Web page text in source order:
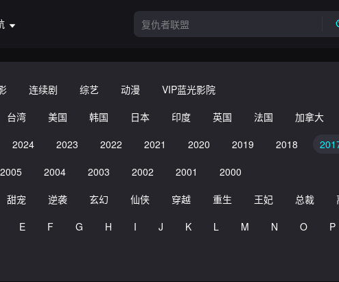
连续剧 综艺 动漫
VIP蓝光影院
台湾 美国 韩国 日本 印度 英国 法国 加拿大
2024 2023 2022 2021 2020 2019 2018
2005 2004 2003 2002 2001
2000
甜宠 逆袭 玄幻 仙侠 穿越 重生 王妃 总裁
E F G H I J K L M N O P